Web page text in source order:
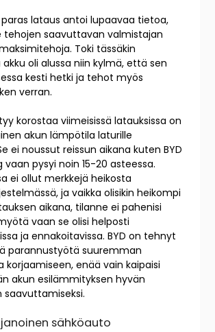
lataus antoi lupaavaa tietoa,
tehojen saavuttavan valmistajan
Toki tässäkin
oli alussa niin kylmä, että sen
kesti hetki ja tehot myös
verran.
korostaa viimeisissä latauksissa on
akun lämpötila laturille
ei noussut reissun aikana kuten BYD
vaan pysyi noin 15-20 asteessa.
ei ollut merkkejä heikosta
ja vaikka olisikin heikompi
aikana, tilanne ei pahenisi
vaan se olisi helposti
ja ennakoitavissa. BYD on tehnyt
parannustyötä suuremman
korjaamiseen, enää vain kaipaisi
akun esilämmityksen hyvän
saavuttamiseksi.
sähköauto